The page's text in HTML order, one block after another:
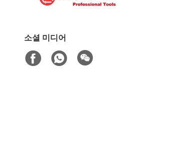
소셜 미디어